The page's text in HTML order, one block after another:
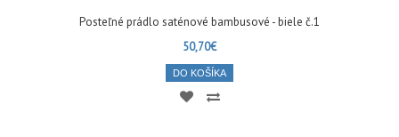
Posteľné prádlo saténové bambusové - biele č.1
50,70€
DO KOŠÍKA